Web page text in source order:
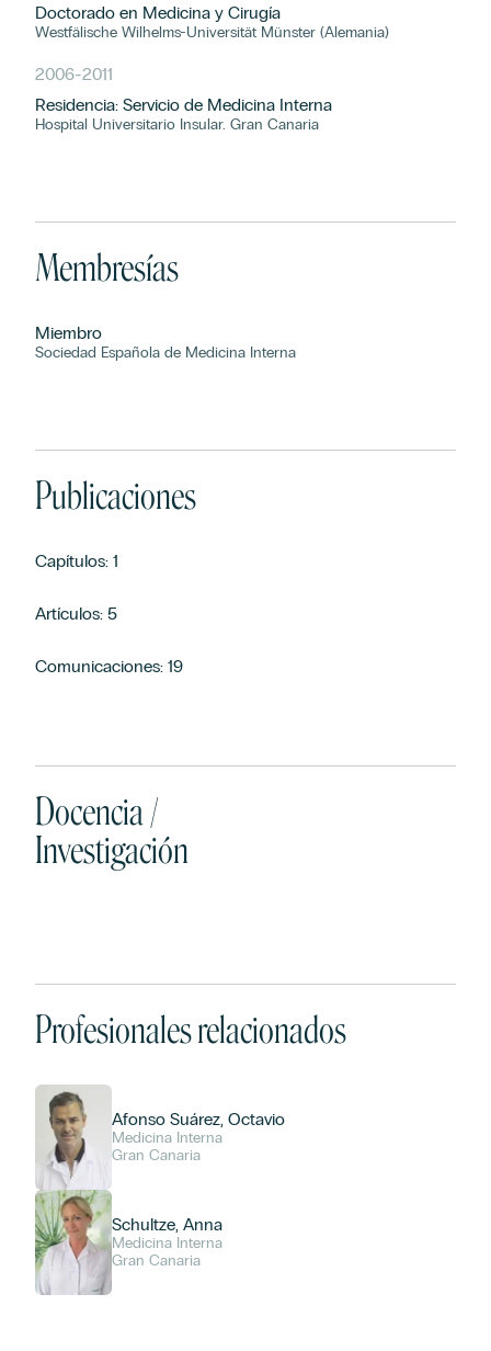
Doctorado en Medicina y Cirugía
Westfälische Wilhelms-Universität Münster (Alemania)
2006-2011
Residencia: Servicio de Medicina Interna
Hospital Universitario Insular. Gran Canaria
Membresías
Miembro
Sociedad Española de Medicina Interna
Publicaciones
Capítulos: 1
Artículos: 5
Comunicaciones: 19
Docencia /
Investigación
Profesionales relacionados
Afonso Suárez, Octavio
Medicina Interna
Gran Canaria
Schultze, Anna
Medicina Interna
Gran Canaria